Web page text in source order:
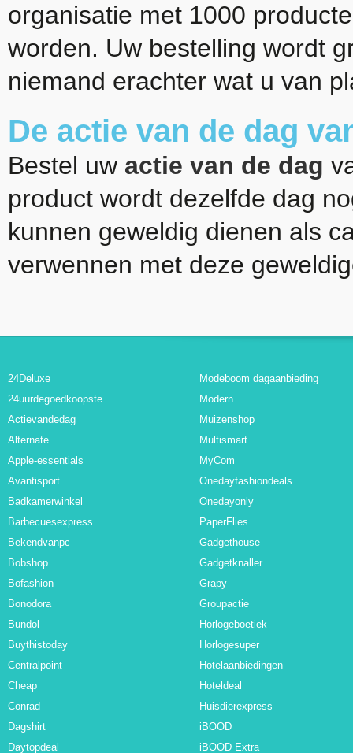
organisatie met 1000
worden. Uw bestelling wordt
niemand erachter wat u van
De actie van de dag
Bestel uw actie van de dag
product wordt dezelfde dag
kunnen geweldig dienen als
verwennen met deze
24Deluxe
24uurdegoedkoopste
Actievandedag
Alternate
Apple-essentials
Avantisport
Badkamerwinkel
Barbecuesexpress
Bekendvanpc
Bobshop
Bofashion
Bonodora
Bundol
Buythistoday
Centralpoint
Cheap
Conrad
Dagshirt
Daytopdeal
Modeboom dagaanbieding
Modern
Muizenshop
Multismart
MyCom
Onedayfashiondeals
Onedayonly
PaperFlies
Gadgethouse
Gadgetknaller
Grapy
Groupactie
Horlogeboetiek
Horlogesuper
Hotelaanbiedingen
Hoteldeal
Huisdierexpress
iBOOD
iBOOD Extra